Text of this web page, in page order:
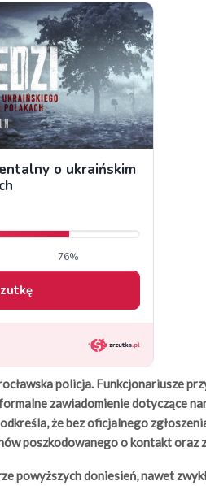
policja. Funkcjonariusze
zawiadomienie dotyczące
że bez oficjalnego
poszkodowanego o kontakt oraz
powyższych doniesień, nawet